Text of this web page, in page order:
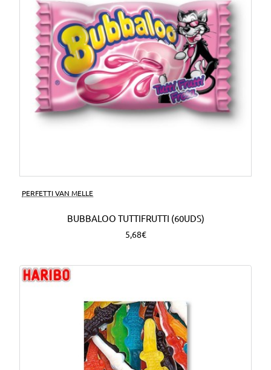
PERFETTI VAN MELLE
BUBBALOO TUTTIFRUTTI (60UDS)
5,68€